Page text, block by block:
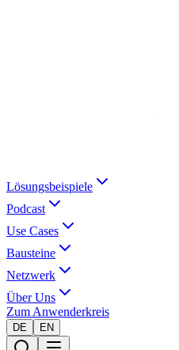
Lösungsbeispiele
Podcast
Use Cases
Bausteine
Netzwerk
Über Uns
Zum Anwenderkreis
DE EN